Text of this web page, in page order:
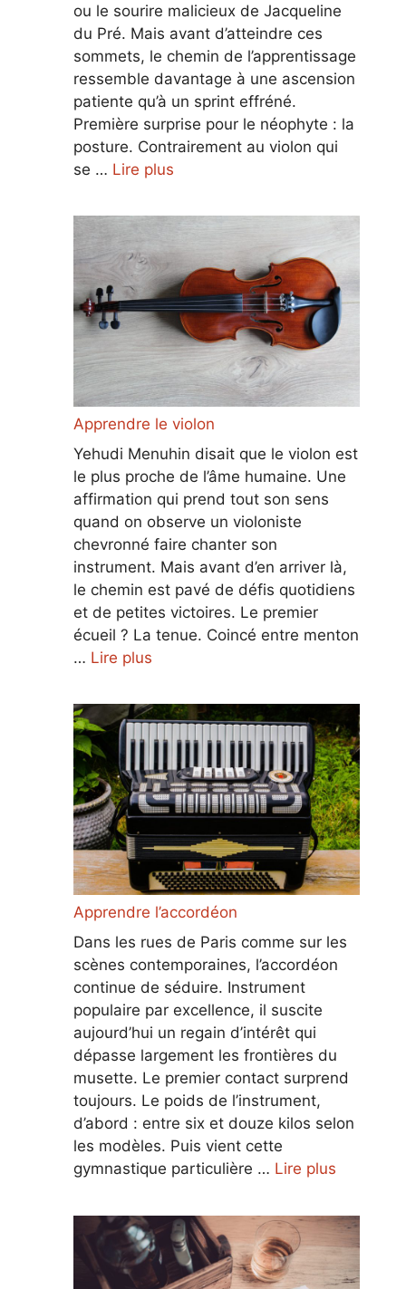
ou le sourire malicieux de Jacqueline
du Pré. Mais avant d’atteindre ces
sommets, le chemin de l’apprentissage
ressemble davantage à une ascension
patiente qu’à un sprint effréné.
Première surprise pour le néophyte : la
posture. Contrairement au violon qui
se … Lire plus
Apprendre le violon
Yehudi Menuhin disait que le violon est
le plus proche de l’âme humaine. Une
affirmation qui prend tout son sens
quand on observe un violoniste
chevronné faire chanter son
instrument. Mais avant d’en arriver là,
le chemin est pavé de défis quotidiens
et de petites victoires. Le premier
écueil ? La tenue. Coincé entre menton
… Lire plus
Apprendre l’accordéon
Dans les rues de Paris comme sur les
scènes contemporaines, l’accordéon
continue de séduire. Instrument
populaire par excellence, il suscite
aujourd’hui un regain d’intérêt qui
dépasse largement les frontières du
musette. Le premier contact surprend
toujours. Le poids de l’instrument,
d’abord : entre six et douze kilos selon
les modèles. Puis vient cette
gymnastique particulière … Lire plus